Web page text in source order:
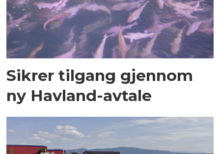
Sikrer tilgang gjennom
ny Havland-avtale